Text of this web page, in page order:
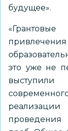
будущее».
это уже не
проведения